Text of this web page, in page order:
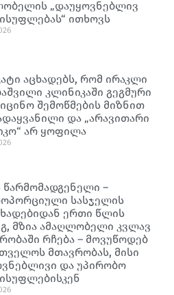
„დაუყოვნებლივ
ითხოვს
აცხადებს, რომ ირაკლი
კლინიკაში გეგმური
შემოწმების მიზნით
და „არავითარი
არ ყოფილა
–
სასჯელის
ერთი წლის
მზია ამაღლობელი კვლავ
რჩება – მოვუწოდებ
მთავრობას, მისი
და უპირობო